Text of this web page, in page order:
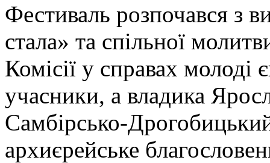
Фестиваль розпочався з
стала» та спільної
Комісії у справах молоді
учасники, а владика
Самбірсько-
архиєрейське